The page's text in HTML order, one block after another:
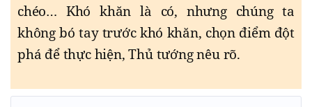
chéo… Khó khăn là có, nhưng chúng ta
không bó tay trước khó khăn, chọn điểm đột
phá để thực hiện, Thủ tướng nêu rõ.